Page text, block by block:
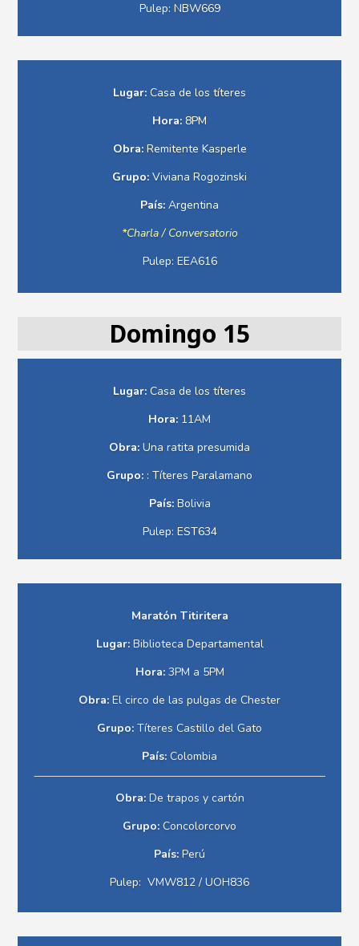
Pulep: NBW669
Lugar: Casa de los títeres
Hora: 8PM
Obra:Remitente Kasperle
Grupo: Viviana Rogozinski
País: Argentina
*Charla / Conversatorio
Pulep: EEA616
Domingo 15
Lugar: Casa de los títeres
Hora: 11AM
Obra: Una ratita presumida
Grupo: : Títeres Paralamano
País:Bolivia
Pulep: EST634
Maratón Titiritera
Lugar:Biblioteca Departamental
Hora:3PM a 5PM
Obra: El circo de las pulgas de Chester
Grupo: Títeres Castillo del Gato
País: Colombia
Obra:De trapos y cartón
Grupo: Concolorcorvo
País: Perú
Pulep: VMW812 / UOH836